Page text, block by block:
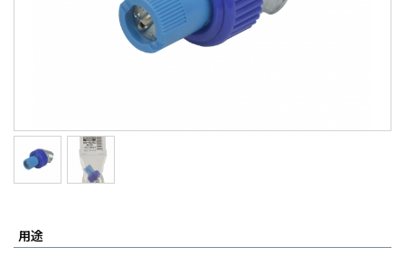
用途